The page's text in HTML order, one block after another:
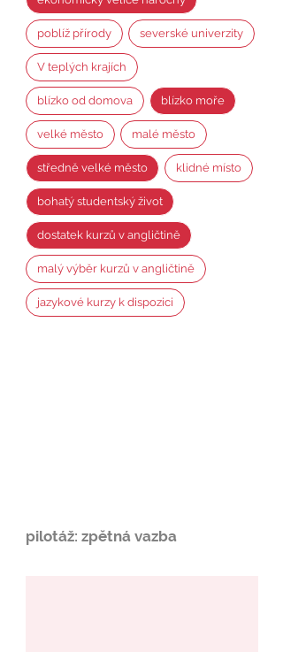
poblíž přírody severské univerzity
V teplých krajích
blízko od domova blízko moře
velké město malé město
středně velké město klidné místo
bohatý studentský život
dostatek kurzů v angličtině
malý výběr kurzů v angličtině
jazykové kurzy k dispozici
pilotáž: zpětná vazba